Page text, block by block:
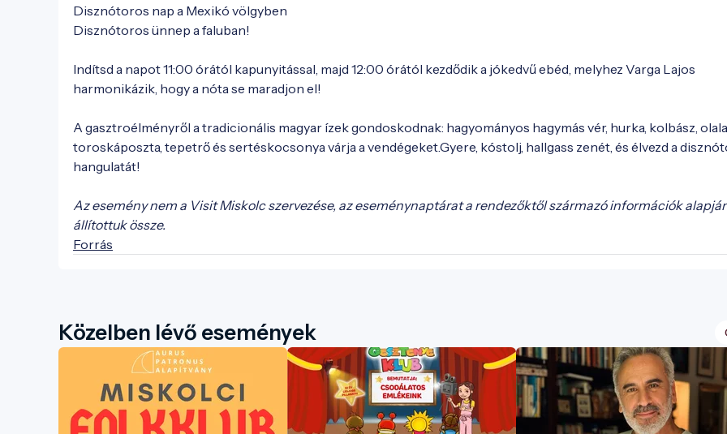
Disznótoros nap a Mexikó völgyben
Disznótoros ünnep a faluban!
Indítsd a napot 11:00 órától kapunyitással, majd 12:00 órától kezdődik a jókedvű ebéd, melyhez Varga Lajos
harmonikázik, hogy a nóta se maradjon el!
A gasztroélményről a tradicionális magyar ízek gondoskodnak: hagyományos hagymás vér, hurka, kolbász,
toroskáposzta, tepetrő és sertéskocsonya várja a vendégeket.Gyere, kóstolj, hallgass zenét, és élvezd a
hangulatát!
Az esemény nem a Visit Miskolc szervezése, az eseménynaptárat a rendezőktől származó információk
állítottuk össze.
Forrás
Közelben lévő események